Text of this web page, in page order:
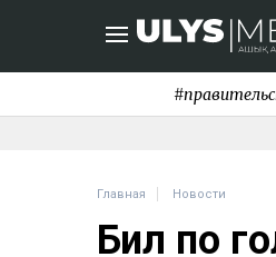
Главная Новости
Бил по